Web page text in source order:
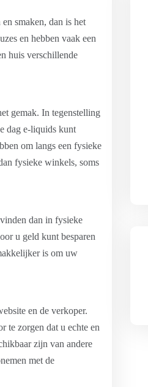
smaken, dan is het
en hebben vaak een
huis verschillende
gemak. In tegenstelling
dag e-liquids kunt
om langs een fysieke
fysieke winkels, soms
dan in fysieke
u geld kunt besparen
is om uw
en de verkoper.
te zorgen dat u echte en
zijn van andere
met de